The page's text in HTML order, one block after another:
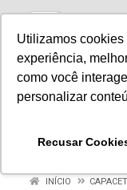
Utilizamos
experiência,
como você
personalizar
Recusar
INÍCIO